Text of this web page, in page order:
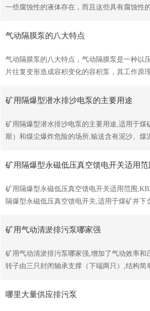
剂，在物理、化学吸附和机械碰撞的共同下在
0μM内控制，且容易实现镀层合...
一些腐蚀性的液体存在，而且这些具有腐蚀性
题，这是一款新型的输送机械设备，可以将一
类和试验室等行业当中，能够保护环境的污染
的不受到任何的威胁，随着这款设备的实用，
于机械类设备，所以在被使用过一...
气动隔膜泵的八大特点
气动隔膜泵的八大特点，气动隔膜泵是一种以
片往复变形造成容积变化的容积泵，其工作原
泵不会过热：压缩空气作动力，在排气时是一
花：气动隔膜泵不用电力作动力，接地后又防
以通过含颗粒液体：因为容积式工作且为球阀
处加装节流阀来流量。（6）具有自吸的。（7
矿用隔爆型潜水排沙电泵的主要用途
矿用隔爆型潜水排沙电泵的主要用途,适用于煤
斯）和煤尘爆炸危险的场所,输送含有泥沙、煤
政工程、道路交通及其施工,工厂排污、小型污
了解多关于矿用隔爆型潜水排沙电泵的消息,就
备有限公司告诉你答案,期待您的到来,竭诚为
矿用隔爆型永磁低压真空馈电开关适用范
矿用隔爆型永磁低压真空馈电开关适用范围
隔爆型永磁低压真空馈电开关,适用于煤矿井下
0H,,额定电压1140V（或660V）,电流至630A中
公司专门生产销售大量矿用隔爆型永磁低压真
关,矿用隔爆型馈电开关,是您值得信赖的合作伙
矿用气动清淤排污泵哪家强
矿用气动清淤排污泵哪家强,增加了气动效率和
转子由三只封闭轴承支撑（下端两只）,结构简
堵时，水泵转速会急剧增，此时限速器发生，
哪里大量供应排污泵